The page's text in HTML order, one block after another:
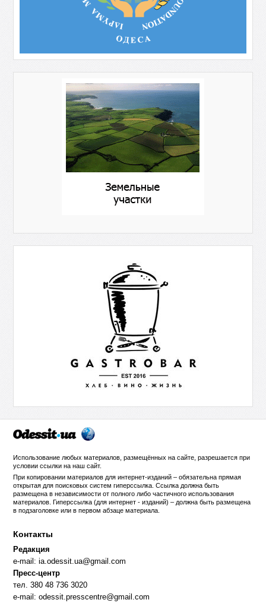
Использование любых материалов, размещённых на сайте, разрешается при
условии ссылки нанаш сайт.
При копировании материалов для интернет-изданий – обязательна прямая
открытая для поисковых систем гиперссылка. Ссылка должна быть
размещена в независимости от полного либо частичного использования
материалов. Гиперссылка (для интернет - изданий) – должна быть размещена
в подзаголовке или в первом абзаце материала.
Контакты
Редакция
e-mail:ia.odessit.ua@gmail.com
Пресс-центр
тел. 380 48 736 3020
e-mail:odessit.presscentre@gmail.com